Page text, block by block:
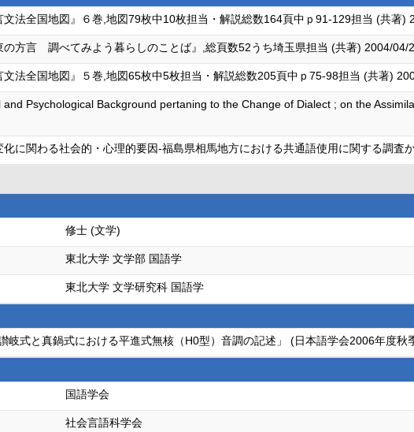
文法全国地図』６巻,地図79枚中10枚担当・解説総数164頁中ｐ91-129担当 (共著)
の方言 調べてみよう暮らしのことば』,総頁数52うち埼玉県担当 (共著) 2004/04/
文法全国地図』５巻,地図65枚中5枚担当・解説総数205頁中ｐ75-98担当 (共著)
and Psychological Background pertaning to the Change of Dialect ; on the
化に関わる社会的・心理的要因-福島県相馬地方における共通語使用に関する調査
修士 (文学)
東北大学 文学部 国語学
東北大学 文学研究科 国語学
讃岐式と真鍋式における平進式無核（H0型）音調の記述」 (日本語学会2006年度
国語学会
社会言語科学会